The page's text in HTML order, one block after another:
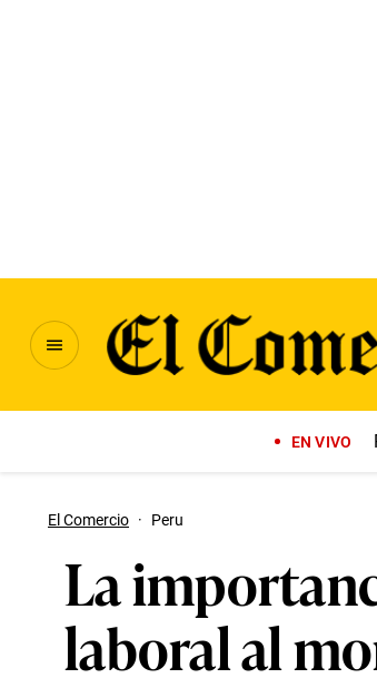
EN VIVO
El Comercio · Peru
La
laboral al